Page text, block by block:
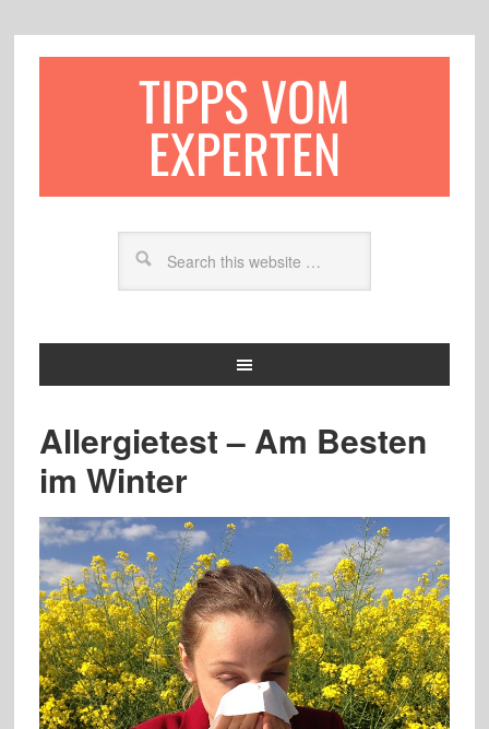
TIPPS VOM
EXPERTEN
Allergietest – Am Besten
im Winter